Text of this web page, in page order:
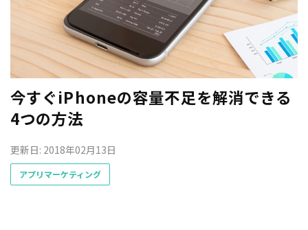
今すぐiPhoneの容量不足を解消できる
4つの方法
更新日: 2018年02月13日
アプリマーケティング